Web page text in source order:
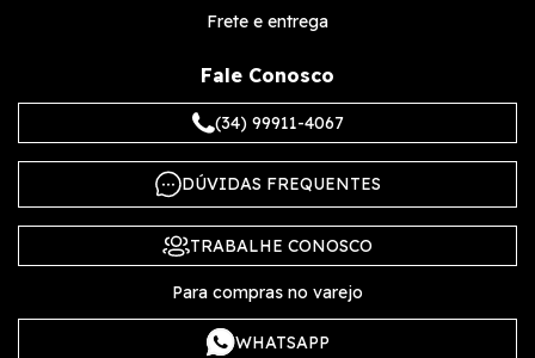
Frete e entrega
Fale Conosco
(34) 99911-4067
DÚVIDAS FREQUENTES
TRABALHE CONOSCO
Para compras no varejo
WHATSAPP